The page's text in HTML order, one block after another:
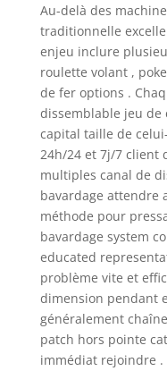
Au-delà des
traditionnelle
enjeu inclure
roulette volant ,
de fer options .
dissemblable jeu de
capital taille de
24h/24 et 7j/7 client
multiples canal de
bavardage attendre
méthode pour
bavardage system
educated
problème vite et
dimension pendant
généralement
patch hors pointe
immédiat rejoindre .